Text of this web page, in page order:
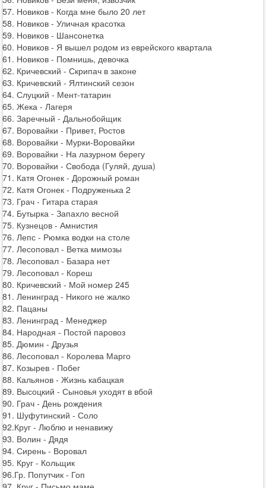
57. Новиков - Когда мне было 20 лет
58. Новиков - Уличная красотка
59. Новиков - Шансонетка
60. Новиков - Я вышел родом из еврейского квартала
61. Новиков - Помнишь, девочка
62. Кричевский - Скрипач в законе
63. Кричевский - Ялтинский сезон
64. Слуцкий - Мент-татарин
65. Жека - Лагеря
66. Заречный - Дальнобойщик
67. Воровайки - Привет, Ростов
68. Воровайки - Мурки-Воровайки
69. Воровайки - На лазурном берегу
70. Воровайки - Свобода (Гуляй, душа)
71. Катя Огонек - Дорожный роман
72. Катя Огонек - Подруженька 2
73. Грач - Гитара старая
74. Бутырка - Запахло весной
75. Кузнецов - Амнистия
76. Лепс - Рюмка водки на столе
77. Лесоповал - Ветка мимозы
78. Лесоповал - Базара нет
79. Лесоповал - Кореш
80. Кричевский - Мой номер 245
81. Ленинград - Никого не жалко
82. Пацаны
83. Ленинград - Менеджер
84. Народная - Постой паровоз
85. Дюмин - Друзья
86. Лесоповал - Королева Марго
87. Козырев - Побег
88. Кальянов - Жизнь кабацкая
89. Высоцкий - Сыновья уходят в вбой
90. Грач - День рождения
91. Шуфутинский - Соло
92.Круг - Люблю и ненавижу
93. Волин - Дядя
94. Сирень - Воровал
95. Круг - Кольщик
96.Гр. Попутчик - Гоп